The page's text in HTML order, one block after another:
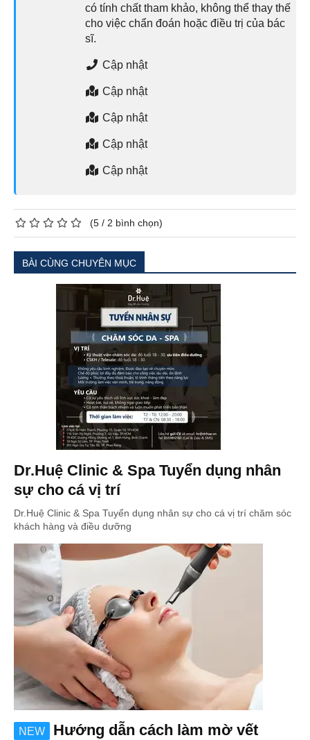
có tính chất tham khảo, không thể thay thế
cho việc chẩn đoán hoặc điều trị của bác
sĩ.
Cập nhật
Cập nhật
Cập nhật
Cập nhật
Cập nhật
(5 / 2 bình chọn)
BÀI CÙNG CHUYÊN MỤC
Dr.Huệ Clinic & Spa Tuyển dụng nhân
sự cho cá vị trí
Dr.Huệ Clinic & Spa Tuyển dụng nhân sự cho cá vị trí chăm sóc
khách hàng và điều dưỡng
NEW
Hướng dẫn cách làm mờ vết